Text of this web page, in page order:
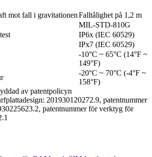
mot fall i gravitationenFalltålighet på 1,2 m
MIL-STD-810G
IP6x (IEC 60529)
IPx7 (IEC 60529)
-10°C ~ 65°C (14°F ~
149°F)
-20°C ~ 70°C (-4°F ~
158°F)
av patentpolicyn
201930120272.9, patentnummer
patentnummer för verktyg för